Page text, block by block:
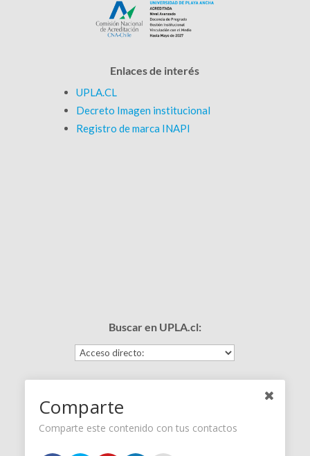
Enlaces de interés
UPLA.CL
Decreto Imagen institucional
Registro de marca INAPI
Buscar en UPLA.cl:
Síguenos en nuestras redes sociales:
Comparte
Comparte este contenido con tus contactos